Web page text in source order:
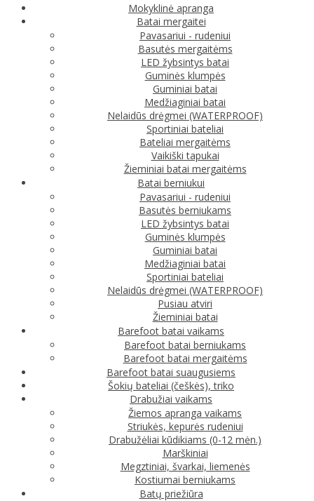
Mokyklinė apranga
Batai mergaitei
Pavasariui - rudeniui
Basutės mergaitėms
LED žybsintys batai
Guminės klumpės
Guminiai batai
Medžiaginiai batai
Nelaidūs drėgmei (WATERPROOF)
Sportiniai bateliai
Bateliai mergaitėms
Vaikiški tapukai
Žieminiai batai mergaitėms
Batai berniukui
Pavasariui - rudeniui
Basutės berniukams
LED žybsintys batai
Guminės klumpės
Guminiai batai
Medžiaginiai batai
Sportiniai bateliai
Nelaidūs drėgmei (WATERPROOF)
Pusiau atviri
Žieminiai batai
Barefoot batai vaikams
Barefoot batai berniukams
Barefoot batai mergaitėms
Barefoot batai suaugusiems
Šokių bateliai (češkės), triko
Drabužiai vaikams
Žiemos apranga vaikams
Striukės, kepurės rudeniui
Drabužėliai kūdikiams (0-12 mėn.)
Marškiniai
Megztiniai, švarkai, liemenės
Kostiumai berniukams
Batų priežiūra